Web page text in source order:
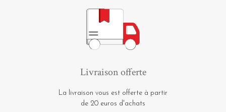
Livraison offerte
La livraison vous est offerte à partir
de 20 euros d'achats